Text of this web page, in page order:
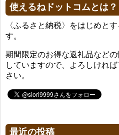
使えるねドットコムとは？
〈ふるさと納税〉をはじめと
す。
期間限定のお得な返礼品など
していますので、よろしけれ
さい。
最近の投稿